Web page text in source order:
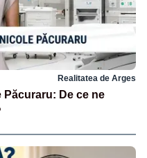
Realitatea de Arges
Păcuraru: De ce ne